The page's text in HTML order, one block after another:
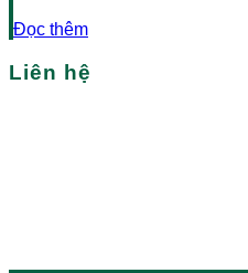
Đọc thêm
Liên hệ